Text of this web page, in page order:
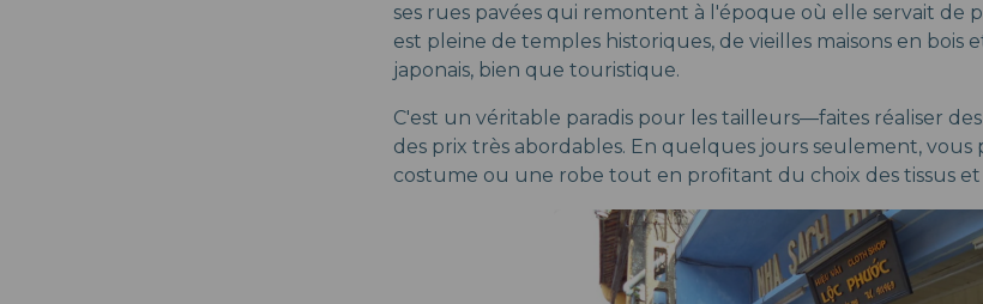
ses rues pavées qui remontent à l'époque où elle servait de
est pleine de temples historiques, de vieilles maisons en
japonais, bien que touristique.
C'est un véritable paradis pour les tailleurs—faites réaliser
des prix très abordables. En quelques jours seulement, vous
costume ou une robe tout en profitant du choix des tissus et